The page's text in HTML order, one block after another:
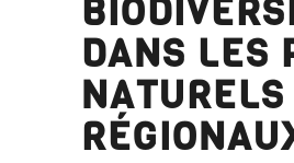
DANS LES
NATURELS